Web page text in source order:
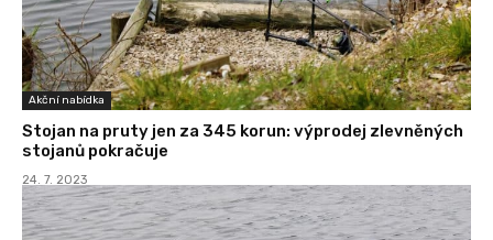
Akční nabídka
Stojan na pruty jen za 345 korun: výprodej zlevněných
stojanů pokračuje
24. 7. 2023